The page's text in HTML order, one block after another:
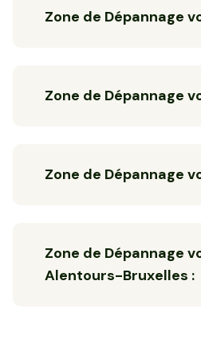
Zone de Dépannage
Zone de Dépannage
Zone de Dépannage
Zone de Dépannage
Alentours-Bruxelles :